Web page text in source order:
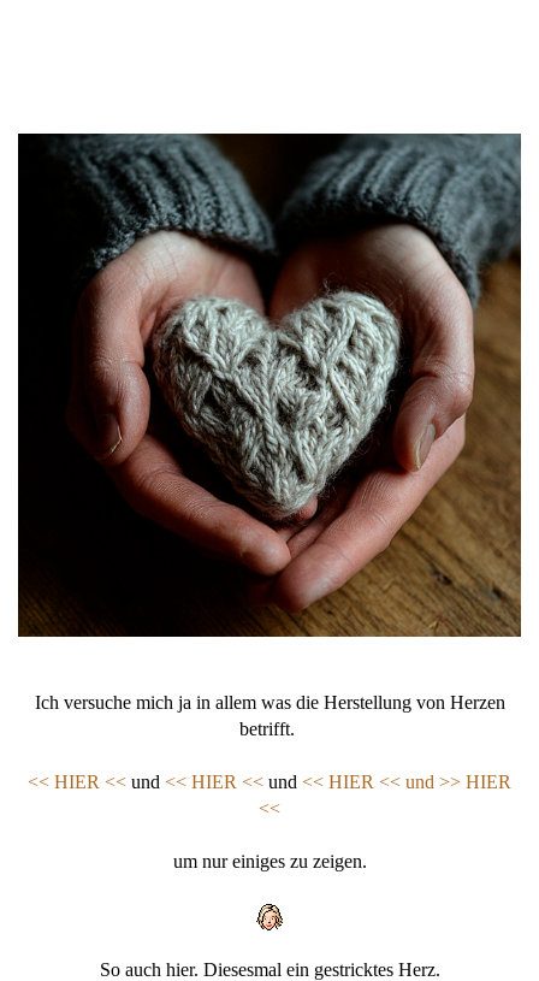
Ich versuche mich ja in allem was die Herstellung von Herzen
betrifft.
<< HIER << und << HIER << und << HIER << und >> HIER
<<
um nur einiges zu zeigen.
So auch hier. Diesesmal ein gestricktes Herz.